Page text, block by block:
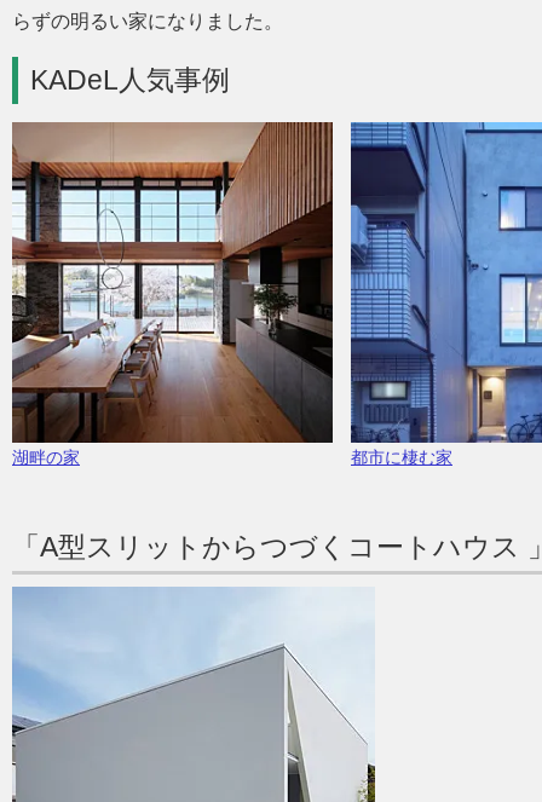
らずの明るい家になりました。
KADeL人気事例
湖畔の家 都市に棲む家
「A型スリットからつづくコートハウス